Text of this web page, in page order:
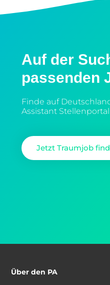
Auf der
passenden
Finde auf
Assistant
Jetzt Traumjob
Über den PA